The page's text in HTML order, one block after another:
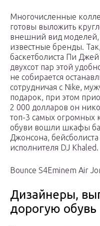
Многочисленные
готовы выложить
внешний вид моделей,
известные бренды.
баскетболиста Пи
двухсот пар этой
не собирается
сотрудничая с Nike,
подарок, при этом
2 000 долларов он
топ-3 самых огромных
обуви вошли шкафы
Джонсона,
исполнителя DJ Khaled.
Bounce S4Eminem Air
Дизайнеры,
дорогую обувь